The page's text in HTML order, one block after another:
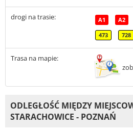
drogi na trasie: A1 A2
473 728
Trasa na mapie:
ODLEGŁOŚĆ MIĘDZY
STARACHOWICE - POZNAŃ